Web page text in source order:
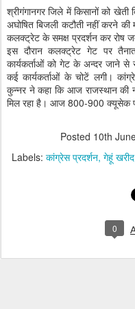
श्रीगंगानगर जिले में किसानों को खेती
अघोषित बिजली कटौती नहीं करने
कलक्ट्रेट के समक्ष प्रदर्शन कर रोष
इस दौरान कलक्ट्रेट गेट पर तैनात
कार्यकर्ताओं को गेट के अन्दर जाने
कई कार्यकर्ताओं के चोटें लगी।
कुन्नर ने कहा कि आज राजस्थान की
मिल रहा है। आज 800-900 क्यूसेक
Posted 10th
Labels: कांग्रेस प्रदर्शन गेहूं खरीद
0